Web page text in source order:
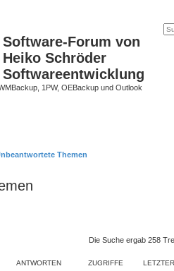
Software-Forum von
Heiko Schröder
Softwareentwicklung
1PW, OEBackup und Outlook
Themen
Die Suche ergab 258
ANTWORTEN ZUGRIFFE